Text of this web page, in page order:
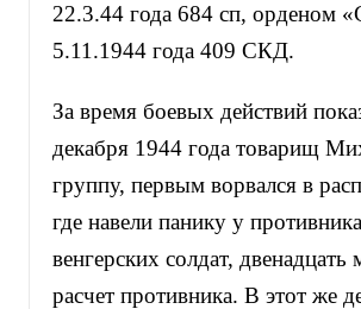
22.3.44 года 684 сп, орденом
5.11.1944 года 409 СКД.
За время боевых действий
декабря 1944 года товарищ
группу, первым ворвался в
где навели панику у
венгерских солдат,
расчет противника. В этот же